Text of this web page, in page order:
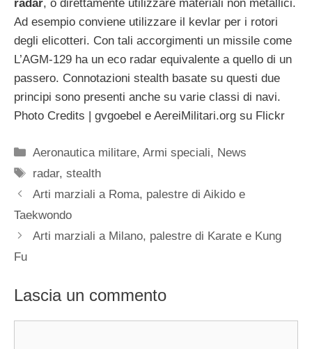
radar, o direttamente utilizzare materiali non metallici.
Ad esempio conviene utilizzare il kevlar per i rotori
degli elicotteri. Con tali accorgimenti un missile come
L’AGM-129 ha un eco radar equivalente a quello di un
passero. Connotazioni stealth basate su questi due
principi sono presenti anche su varie classi di navi.
Photo Credits | gvgoebel e AereiMilitari.org su Flickr
Categorie
Aeronautica militare,Armi speciali, News
Tag
radar,stealth
Arti marziali a Roma, palestre di Aikido e
Taekwondo
Arti marziali a Milano, palestre di Karate e Kung
Fu
Lascia un commento